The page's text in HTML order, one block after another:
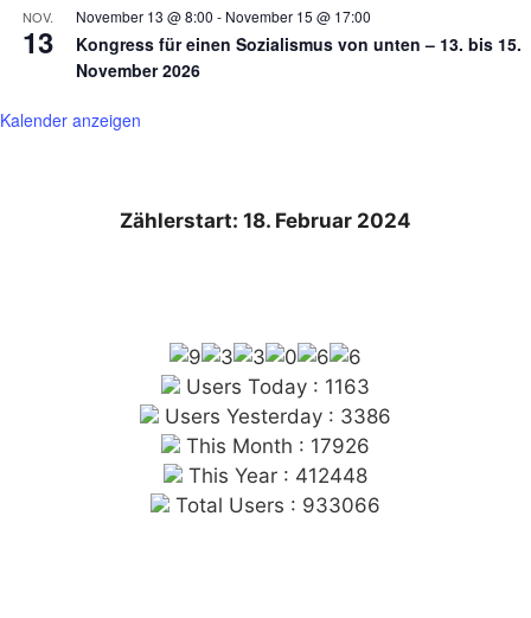
NOV.
13
November 13 @ 8:00 - November 15 @ 17:00
Kongress für einen Sozialismus von unten – 13. bis 15.
November 2026
Kalender anzeigen
Zählerstart: 18. Februar 2024
Users Today : 1163
Users Yesterday : 3386
This Month : 17926
This Year : 412448
Total Users : 933066